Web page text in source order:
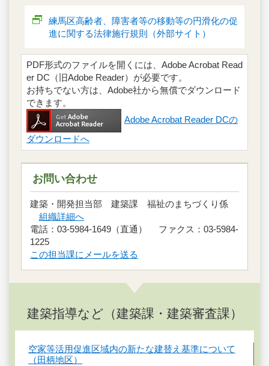
練馬区高齢者、障害者等の移動等の円滑化の促
進に関する法律施行規則（外部サイト）
PDF形式のファイルを開くには、Adobe Acrobat Read
er DC（旧Adobe Reader）が必要です。
お持ちでない方は、Adobe社から無償でダウンロード
できます。
Adobe Acrobat Reader DCの
ダウンロードへ
お問い合わせ
建築・開発担当部 建築課 福祉のまちづくり係
組織詳細へ
電話：03-5984-1649（直通） ファクス：03-5984-
1225
この担当課にメールを送る
建築指導など（建築課・建築審査課）
空家等活用促進区域内の新たな建替え基準について
（田柄地区）